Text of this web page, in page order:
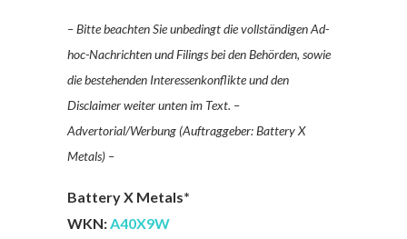
– Bitte beachten Sie unbedingt die vollständigen Ad-
hoc-Nachrichten und Filings bei den Behörden, sowie
die bestehenden Interessenkonflikte und den
Disclaimer weiter unten im Text. –
Advertorial/Werbung (Auftraggeber: Battery X
Metals) –
Battery X Metals*
WKN:A40X9W